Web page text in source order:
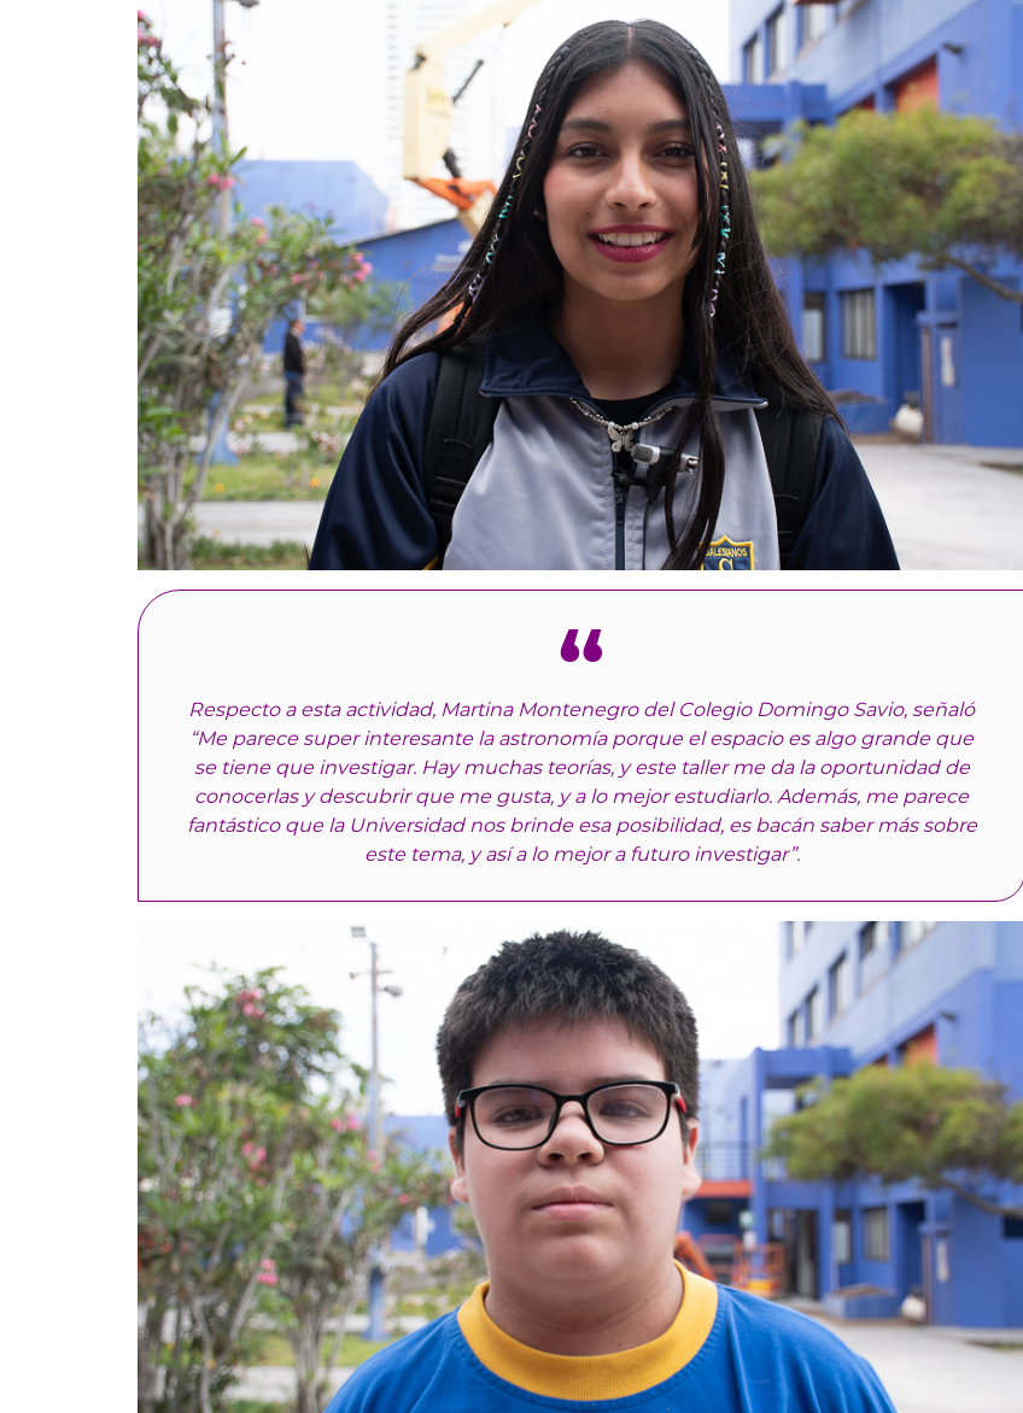
Respecto a esta actividad, Martina Montenegro del Colegio Domingo Savio, señaló
“Me parece super interesante la astronomía porque el espacio es algo grande que
se tiene que investigar. Hay muchas teorías, y este taller me da la oportunidad de
conocerlas y descubrir que me gusta, y a lo mejor estudiarlo. Además, me parece
fantástico que la Universidad nos brinde esa posibilidad, es bacán saber más sobre
este tema, y así a lo mejor a futuro investigar”.